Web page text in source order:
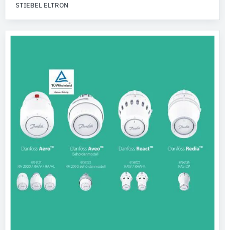
STIEBEL ELTRON